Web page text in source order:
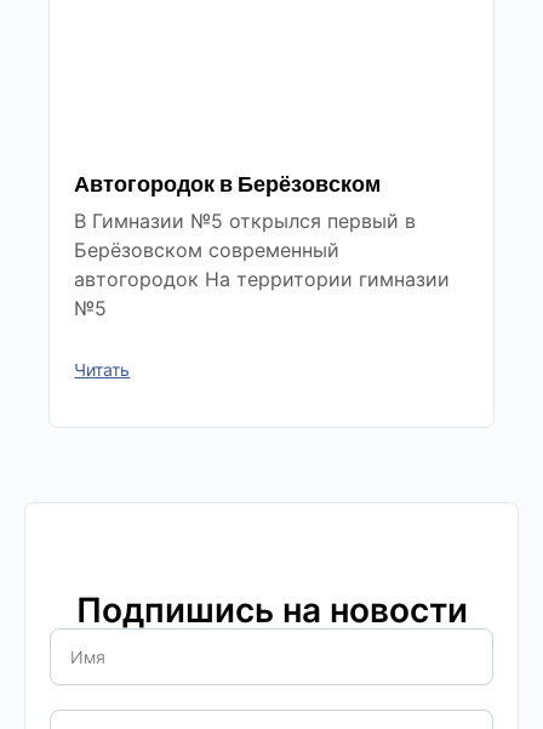
Автогородок в Берёзовском
В Гимназии №5 открылся первый в
Берёзовском современный
автогородок На территории гимназии
№5
Читать
Подпишись на новости